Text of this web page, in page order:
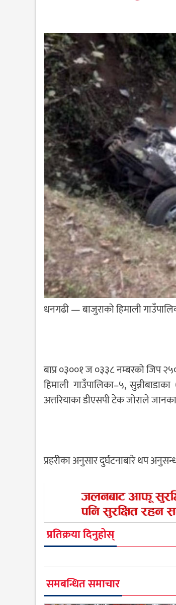
धनगढी — बाजुराको हिमाली
बाप्र ०३००१ ज ०३३८ नम्बरको जिप
हिमाली गाउँपालिका–५,
अत्तरियाका डीएसपी टेक जोराले
प्रहरीका अनुसार दुर्घटनाबारे थप
प्रतिक्रया दिनुहोस्
समबन्धित समाचार